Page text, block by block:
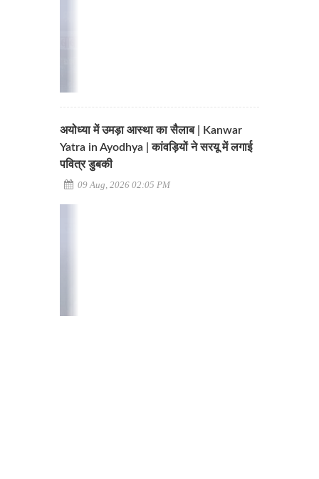
अयोध्या में उमड़ा आस्था का सैलाब | Kanwar
Yatra in Ayodhya | कांवड़ियों ने सरयू में लगाई
पवित्र डुबकी
09 Aug, 2026 02:05 PM